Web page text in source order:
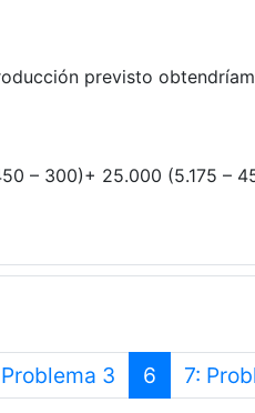
previsto
– 300)+ 25.000 (5.175 –
3 Anterior
6 7: